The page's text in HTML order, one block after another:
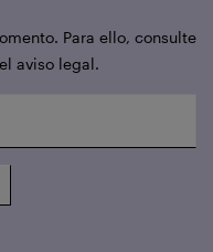
Para ello, consulte
aviso legal.